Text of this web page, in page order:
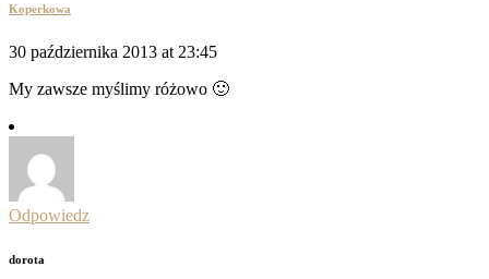
Koperkowa
30 października 2013 at 23:45
My zawsze myślimy różowo 🙂
Odpowiedz
dorota